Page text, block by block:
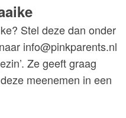
Stel deze dan onder
info@pinkparents.nl
Ze geeft graag
meenemen in een